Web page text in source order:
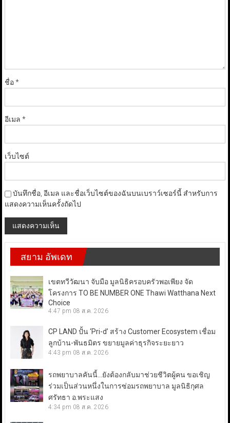
ชื่อ*
อีเมล *
เว็บไซต์
บันทึกชื่อ, อีเมล และชื่อเว็บไซต์ของฉันบนเบราว์เซอร์นี้ สำหรับการ
แสดงความเห็นครั้งถัดไป
สยาม อัพเดท
เขตทวีวัฒนา จับมือ มูลนิธิครอบครัวพอเพียง จัด
โครงการ TO BE NUMBER ONE Thawi Watthana Next
Choice
4:47 pm 08 ส.ค. 2026
CP LAND ปั้น ‘Pri-d’ สร้าง Customer Ecosystem เชื่อม
ลูกบ้าน-พันธมิตร ขยายมูลค่าธุรกิจระยะยาว
4:43 pm 08 ส.ค. 2026
รถพยาบาลคันนี้…ยังต้องกลับมาช่วยชีวิตผู้คน ขอเชิญ
ร่วมเป็นส่วนหนึ่งในการซ่อมรถพยาบาล มูลนิธิกุศล
ศรัทธา อ.พระแสง
4:34 pm 08 ส.ค. 2026